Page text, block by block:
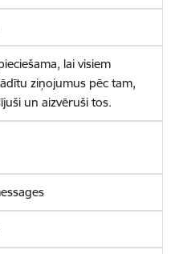
lai visiem
ziņojumus pēc tam,
un aizvēruši tos.